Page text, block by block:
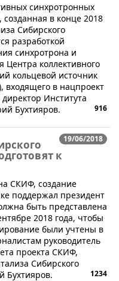
синхротронных
созданная в конце 2018
Сибирского
разработкой
синхротрона и
Центра коллективного
кольцевой источник
в нацпроект
Института
Бухтияров.
916
19/06/2018
к
СКИФ, создание
поддержал президент
быть представлена
2018 года, чтобы
были учтены в
руководитель
проекта СКИФ,
Сибирского
Бухтияров.
1234